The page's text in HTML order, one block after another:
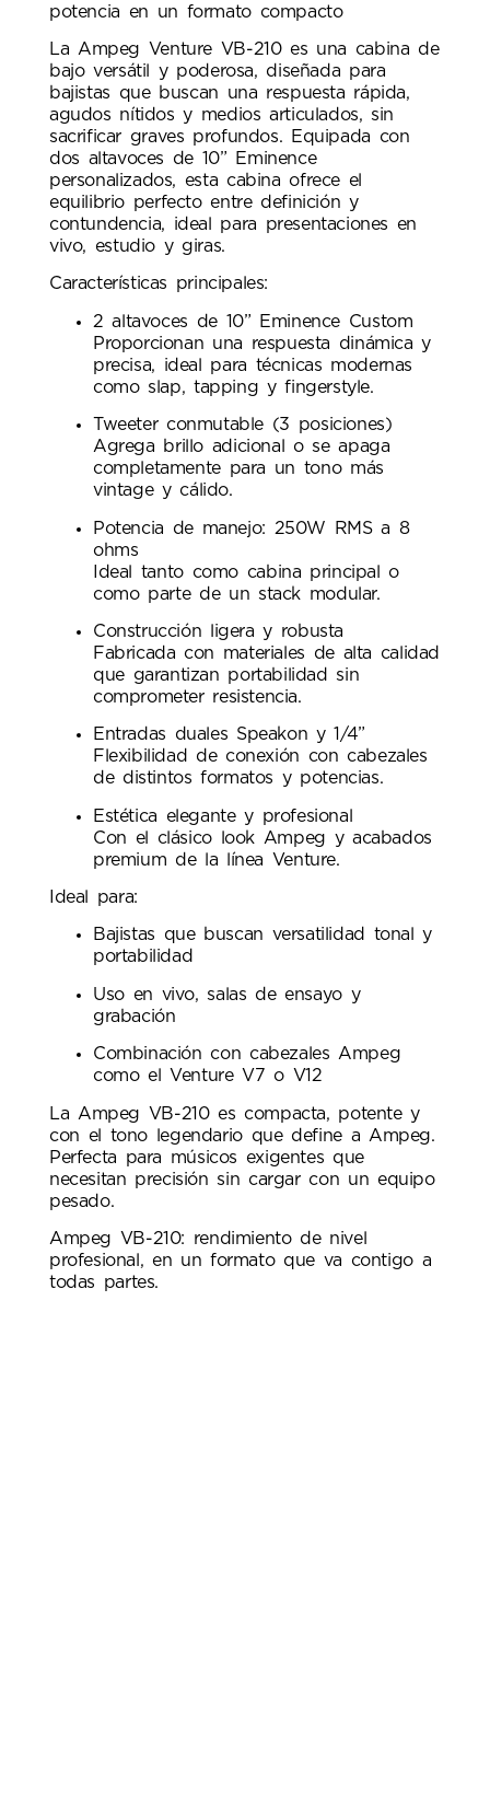
potencia en un formato compacto
La Ampeg Venture VB-210 es una cabina de
bajo versátil y poderosa, diseñada para
bajistas que buscan una respuesta rápida,
agudos nítidos y medios articulados, sin
sacrificar graves profundos. Equipada con
dos altavoces de 10” Eminence
personalizados, esta cabina ofrece el
equilibrio perfecto entre definición y
contundencia, ideal para presentaciones en
vivo, estudio y giras.
Características principales:
2 altavoces de 10” Eminence Custom
Proporcionan una respuesta dinámica y
precisa, ideal para técnicas modernas
como slap, tapping y fingerstyle.
Tweeter conmutable (3 posiciones)
Agrega brillo adicional o se apaga
completamente para un tono más
vintage y cálido.
Potencia de manejo: 250W RMS a 8
ohms
Ideal tanto como cabina principal o
como parte de un stack modular.
Construcción ligera y robusta
Fabricada con materiales de alta calidad
que garantizan portabilidad sin
comprometer resistencia.
Entradas duales Speakon y 1/4”
Flexibilidad de conexión con cabezales
de distintos formatos y potencias.
Estética elegante y profesional
Con el clásico look Ampeg y acabados
premium de la línea Venture.
Ideal para:
Bajistas que buscan versatilidad tonal y
portabilidad
Uso en vivo, salas de ensayo y
grabación
Combinación con cabezales Ampeg
como el Venture V7 o V12
La Ampeg VB-210 es compacta, potente y
con el tono legendario que define a Ampeg.
Perfecta para músicos exigentes que
necesitan precisión sin cargar con un equipo
pesado.
Ampeg VB-210: rendimiento de nivel
profesional, en un formato que va contigo a
todas partes.